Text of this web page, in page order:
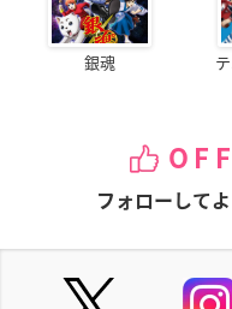
銀魂
フォローして